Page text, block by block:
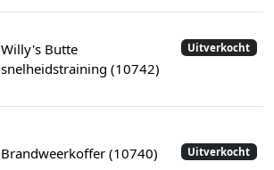
Uitverkocht
Willy's Butte
snelheidstraining (10742)
Uitverkocht
Brandweerkoffer (10740)